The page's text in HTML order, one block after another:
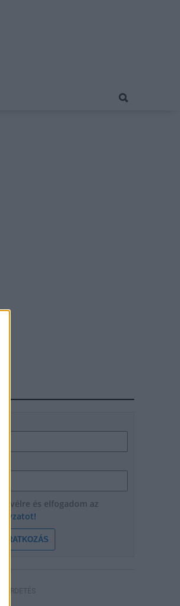
és elfogadom az
HÍRDETÉS